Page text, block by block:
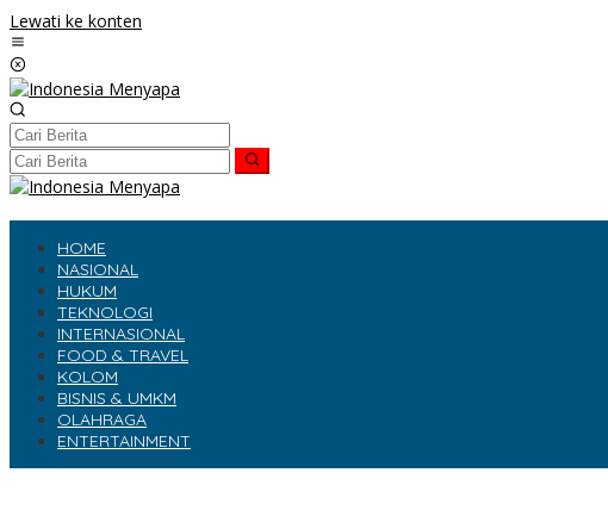
Lewati ke konten
HOME
NASIONAL
HUKUM
TEKNOLOGI
INTERNASIONAL
FOOD & TRAVEL
KOLOM
BISNIS & UMKM
OLAHRAGA
ENTERTAINMENT